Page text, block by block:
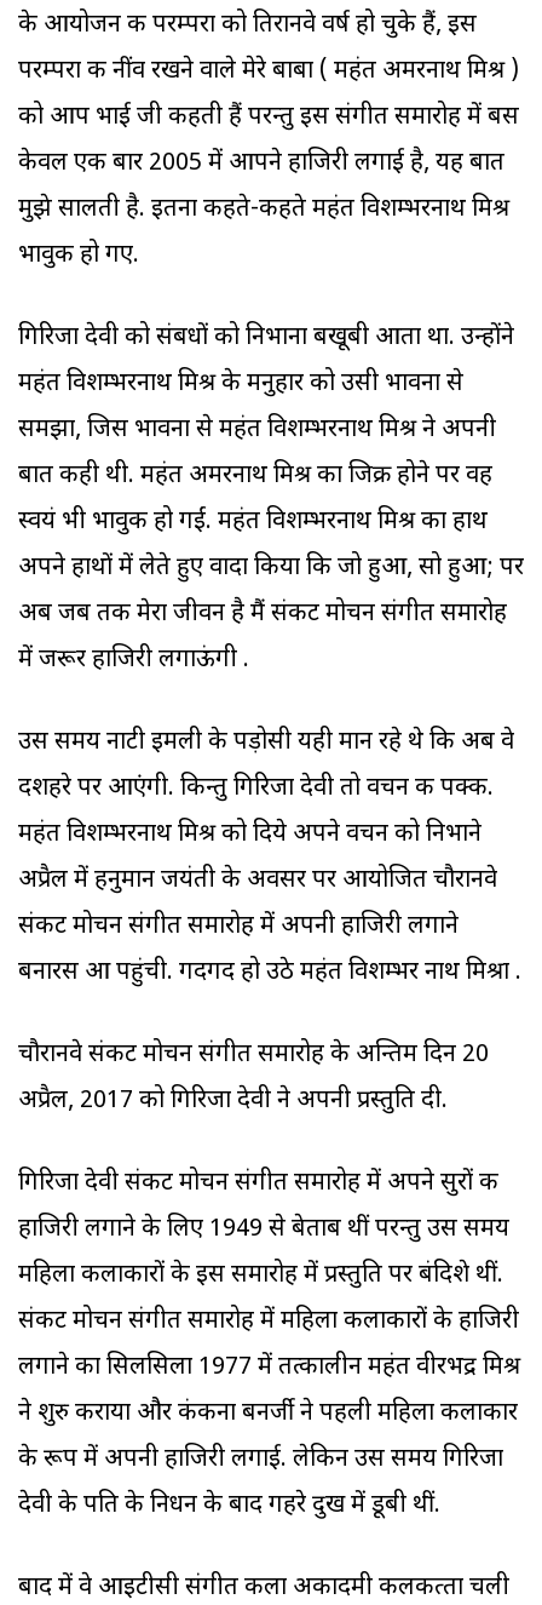
के आयोजन की परम्‍परा को तिरानवे वर्ष हो चुके हैं, इस
परम्‍परा की नींव रखने वाले मेरे बाबा ( महंत अमरनाथ मिश्र )
को आप भाई जी कहती हैं परन्‍तु इस संगीत समारोह में बस
केवल एक बार 2005 में आपने हाजिरी लगाई है, यह बात
मुझे सालती है. इतना कहते-कहते महंत विशम्‍भरनाथ मिश्र
भावुक हो गए.
गिरिजा देवी को संबधों को निभाना बखूबी आता था. उन्‍होंने
महंत विशम्‍भरनाथ मिश्र के मनुहार को उसी भावना से
समझा, जिस भावना से महंत विशम्‍भरनाथ मिश्र ने अपनी
बात कही थी. महंत अमरनाथ मिश्र का जिक्र होने पर वह
स्‍वयं भी भावुक हो गईं. महंत विशम्‍भरनाथ मिश्र का हाथ
अपने हाथों में लेते हुए वादा किया कि जो हुआ, सो हुआ; पर
अब जब तक मेरा जीवन है मैं संकट मोचन संगीत समारोह
में जरूर हाजिरी लगाऊंगी .
उस समय नाटी इमली के पड़ोसी यही मान रहे थे कि अब वे
दशहरे पर आएंगी. किन्‍तु गिरिजा देवी तो वचन की पक्‍की.
महंत विशम्‍भरनाथ मिश्र को दिये अपने वचन को निभाने
अप्रैल में हनुमान जयंती के अवसर पर आयोजित चौरानवे
संकट मोचन संगीत समारोह में अपनी हाजिरी लगाने
बनारस आ पहुंची. गदगद हो उठे महंत विशम्‍भर नाथ मिश्रा .
चौरानवे संकट मोचन संगीत समारोह के अन्तिम दिन 20
अप्रैल, 2017 को गिरिजा देवी ने अपनी प्रस्‍तुति दी.
गिरिजा देवी संकट मोचन संगीत समारोह में अपने सुरों की
हाजिरी लगाने के लिए 1949 से बेताब थीं परन्‍तु उस समय
महिला कलाकारों के इस समारोह में प्रस्‍तुति पर बंदिशे थीं.
संकट मोचन संगीत समारोह में महिला कलाकारों के हाजिरी
लगाने का सिलसिला 1977 में तत्‍कालीन महंत वीरभद्र मिश्र
ने शुरु कराया और कंकना बनर्जी ने पहली महिला कलाकार
के रूप में अपनी हाजिरी लगाई. लेकिन उस समय गिरिजा
देवी के पति के निधन के बाद गहरे दुख में डूबी थीं.
बाद में वे आइटीसी संगीत कला अकादमी कलकत्‍ता चली